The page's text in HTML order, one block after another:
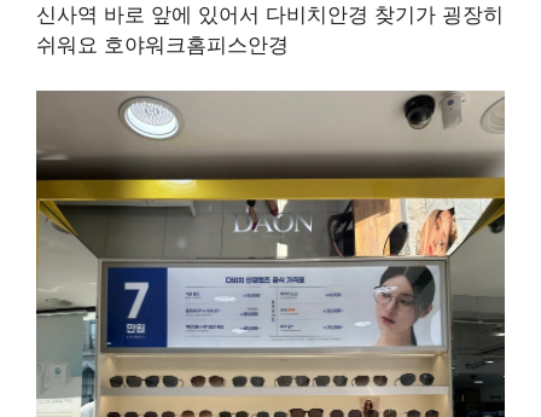
신사역 바로 앞에 있어서 다비치안경 찾기가 굉장히
쉬워요 호야워크홈피스안경